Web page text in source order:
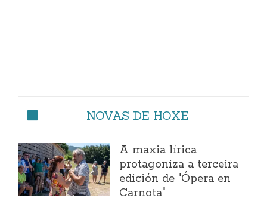
NOVAS DE HOXE
A maxia lírica
protagoniza a terceira
edición de "Ópera en
Carnota"